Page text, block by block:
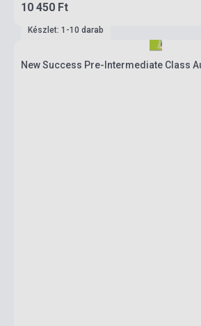
10 450 Ft
Készlet: 1-10 darab
New Success Pre-Intermediate Class